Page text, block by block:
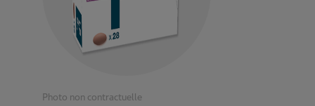
Photo non contractuelle